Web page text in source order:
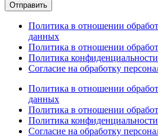
Отправить
Политика в отношении
данных
Политика в отношении
Политика конфиденциальности
Согласие на обработку
Политика в отношении
данных
Политика в отношении
Политика конфиденциальности
Согласие на обработку